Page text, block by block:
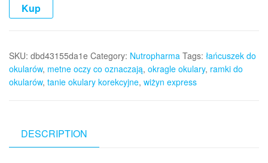
Kup
SKU: dbd43155da1e Category: Nutropharma Tags: łańcuszek do
okularów, metne oczy co oznaczają, okragle okulary, ramki do
okularów, tanie okulary korekcyjne, wiżyn express
DESCRIPTION